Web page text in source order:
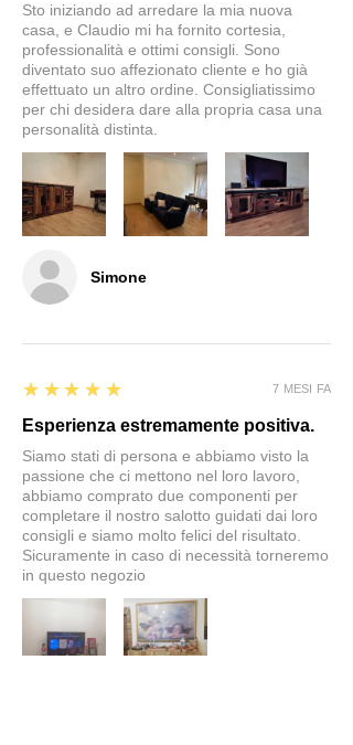
Simone
Sto iniziando ad arredare la mia nuova
casa, e Claudio mi ha fornito cortesia,
professionalità e ottimi consigli. Sono
diventato suo affezionato cliente e ho già
effettuato un altro ordine. Consigliatissimo
per chi desidera dare alla propria casa una
personalità distinta.
5
★★★★★
Esperienza estremamente positiva.
Siamo stati di persona e abbiamo visto la
passione che ci mettono nel loro lavoro,
abbiamo comprato due componenti per
completare il nostro salotto guidati dai loro
consigli e siamo molto felici del risultato.
Sicuramente in caso di necessità torneremo
in questo negozio
7 MESI FA